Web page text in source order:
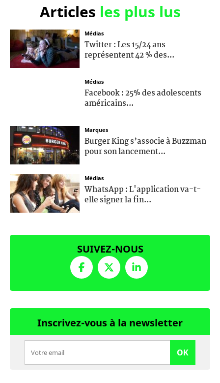
Articles les plus lus
Médias
Twitter : Les 15/24 ans
représentent 42 % des...
Médias
Facebook : 25% des adolescents
américains...
Marques
Burger King s’associe à Buzzman
pour son lancement...
Médias
WhatsApp : L'application va-t-
elle signer la fin...
SUIVEZ-NOUS
Inscrivez-vous à la newsletter
OK